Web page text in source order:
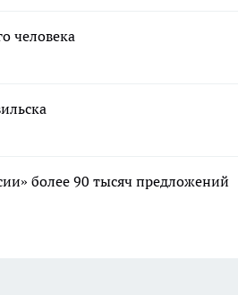
человека
более 90 тысяч предложений